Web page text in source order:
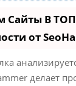
Сайты В
от
делает